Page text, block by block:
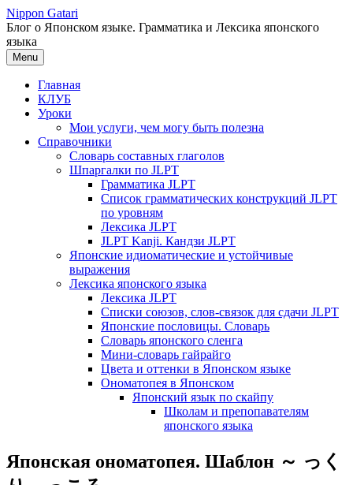
Перейти
к
содержимому
Nippon Gatari
Блог о Японском языке. Грамматика и Лексика японского
языка
Menu
Главная
КЛУБ
Уроки
Мои услуги, чем могу быть полезна
Справочники
Словарь составных глаголов
Шпаргалки по JLPT
Грамматика JLPT
Список грамматических конструкций JLPT
по уровням
Лексика JLPT
JLPT Kanji. Кандзи JLPT
Японские идиоматические и устойчивые
выражения
Лексика японского языка
Лексика JLPT
Списки союзов, слов-связок для сдачи JLPT
Японские пословицы. Словарь
Словарь японского сленга
Мини-словарь гайрайго
Цвета и оттенки в Японском языке
Ономатопея в Японском
Японский язык по скайпу
Школам и препопавателям
японского языка
Японская ономатопея. Шаблон ～ っく